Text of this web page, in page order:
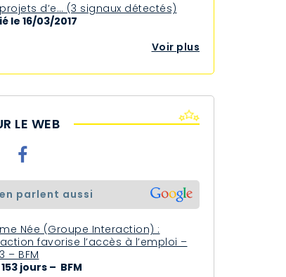
d’e… (3 signaux détectés)
le 16/03/2017
Voir plus
LE WEB
en parlent aussi
Née (Groupe Interaction) :
favorise l’accès à l’emploi –
– BFM
jours – BFM